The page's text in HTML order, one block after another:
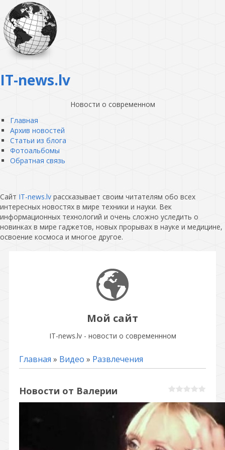
IT-news.lv
Новости о современном
Главная
Архив новостей
Статьи из блога
Фотоальбомы
Обратная связь
Сайт IT-news.lv рассказывает своим читателям обо всех
интересных новостях в мире техники и науки. Век
информационных технологий и очень сложно уследить о
новинках в мире гаджетов, новых прорывах в науке и медицине,
освоение космоса и многое другое.
Мой сайт
IT-news.lv - новости о современнном
Главная » Видео » Развлечения
Новости от Валерии